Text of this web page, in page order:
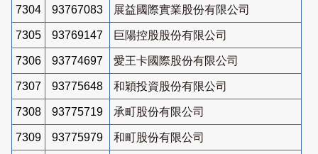
7304 93767083 展益國際實業股份有限公司
7305 93769147 巨陽控股股份有限公司
7306 93774697 愛王卡國際股份有限公司
7307 93775648 和穎投資股份有限公司
7308 93775719 承町股份有限公司
7309 93775979 和町股份有限公司